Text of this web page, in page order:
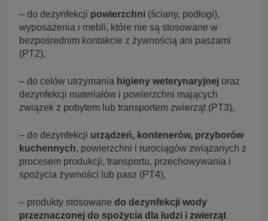
– do dezynfekcji powierzchni (ściany, podłogi),
wyposażenia i mebli, które nie są stosowane w
bezpośrednim kontakcie z żywnością ani paszami
(PT2),
– do celów utrzymania higieny weterynaryjnej oraz
dezynfekcji materiałów i powierzchni mających
związek z pobytem lub transportem zwierząt (PT3),
– do dezynfekcji urządzeń, kontenerów, przyborów
kuchennych, powierzchni i rurociągów związanych z
procesem produkcji, transportu, przechowywania i
spożycia żywności lub pasz (PT4),
– produkty stosowane do dezynfekcji wody
przeznaczonej do spożycia dla ludzi i zwierząt